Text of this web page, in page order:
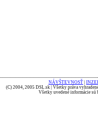
NÁVŠTEVNOSŤ
(C) 2004, 2005 DSL.sk | Všetky práva
Všetky uvedené informácie sú